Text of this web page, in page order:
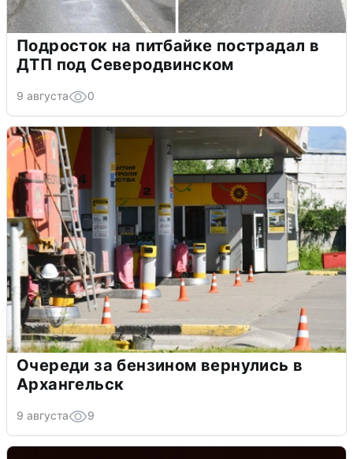
Подросток на питбайке пострадал в
ДТП под Северодвинском
9 августа 0
Очереди за бензином вернулись в
Архангельск
9 августа 9